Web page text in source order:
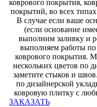
коврового покрытия,
покрытий, во всех
В случае если ваше
(если основание
выполним заливку и
выполняем работы
коврового покрытия.
нескольких цветов по
заметите стыков и
по дизайнерской
ковровую плитку с
ЗАКАЗАТЬ